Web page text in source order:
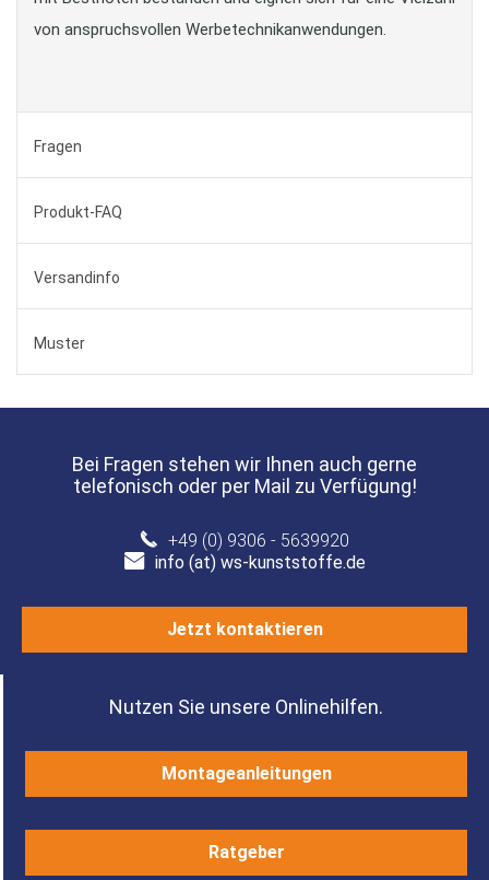
von anspruchsvollen Werbetechnikanwendungen.
Fragen
Produkt-FAQ
Versandinfo
Muster
Bei Fragen stehen wir Ihnen auch gerne
telefonisch oder per Mail zu Verfügung!
+49 (0) 9306 - 5639920
info (at) ws-kunststoffe.de
Jetzt kontaktieren
Nutzen Sie unsere Onlinehilfen.
Montageanleitungen
Ratgeber